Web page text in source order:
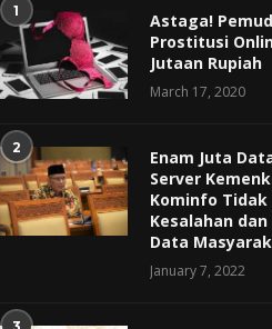
1
Astaga!
Prostitusi
Jutaan Rupiah
March 17, 2020
2
Enam Juta
Server
Kominfo Tidak
Kesalahan
Data
January 7, 2022